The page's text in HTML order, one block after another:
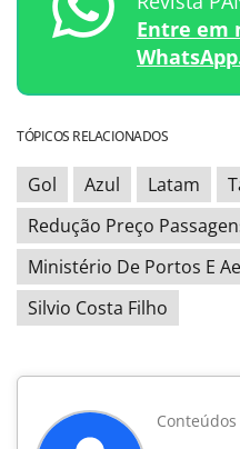
Entre em
TÓPICOS RELACIONADOS
Gol Azul Latam
Redução Preço
Ministério De Portos E
Silvio Costa Filho